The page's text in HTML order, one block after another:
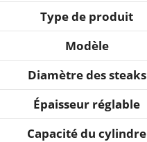
Type de produit
Modèle
Diamètre des steaks
Épaisseur réglable
Capacité du cylindre